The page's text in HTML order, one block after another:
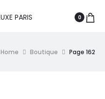
0
Home Boutique Page 162